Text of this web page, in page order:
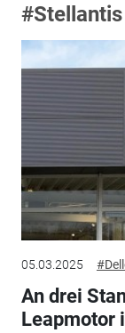
#Stellantis
05.03.2025
An drei
Leapmotor